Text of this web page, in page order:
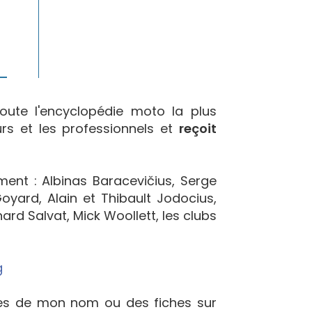
l'encyclopédie moto la plus
et les professionnels et reçoit
: Albinas Baracevičius, Serge
Alain et Thibault Jodocius,
Salvat, Mick Woollett, les clubs
de mon nom ou des fiches sur